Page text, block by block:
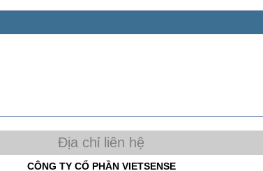
CÔNG TY CỔ PHẦN VIETSENSE